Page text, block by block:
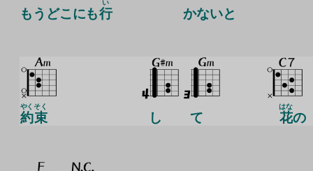
もうどこにも行
い
かないと
約
やく
束
そく
し て 花
はな
の